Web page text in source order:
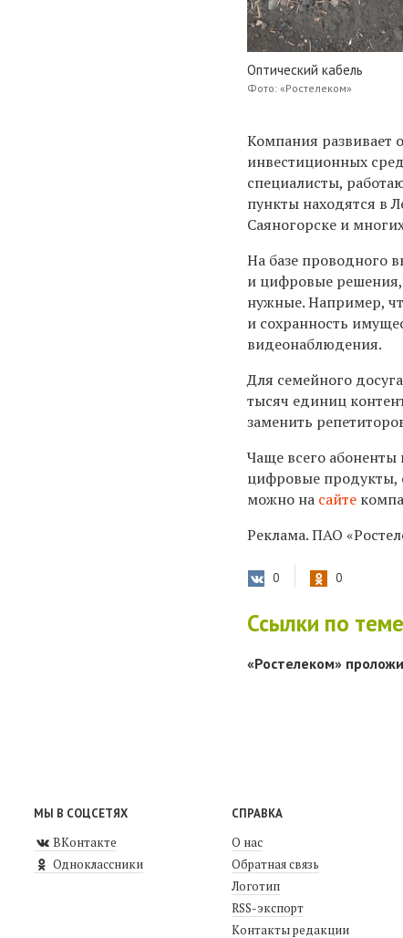
Оптический кабель
Фото: «Ростелеком»
Компания развивает
инвестиционных
специалисты,
пункты находятся в
Саяногорске и
На базе проводного
и цифровые
нужные. Например,
и сохранность
видеонаблюдения.
Для семейного
тысяч единиц
заменить
Чаще всего
цифровые продукты,
можно на сайте
Реклама. ПАО
0 0
Ссылки по
«Ростелеком»
МЫ В СОЦСЕТЯХ
ВКонтакте
Одноклассники
СПРАВКА
О нас
Обратная связь
Логотип
RSS-экспорт
Контакты редакции